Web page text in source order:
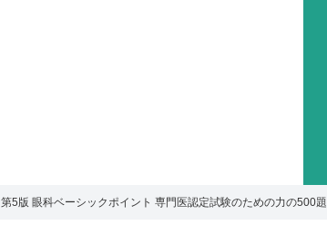
第5版 眼科ベーシックポイント 専門医認定試験のための力の500題